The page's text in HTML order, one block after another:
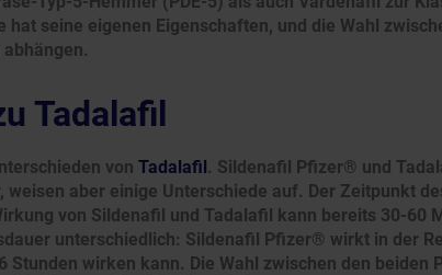
seine eigenen Eigenschaften, und die Wahl
Tadalafil
von Tadalafil. Sildenafil Pfizer® und
weisen aber einige Unterschiede auf. Der Zeitpunkt
von Sildenafil und Tadalafil kann bereits 30-60
unterschiedlich: Sildenafil Pfizer® wirkt in der
Stunden wirken kann. Die Wahl zwischen den beiden